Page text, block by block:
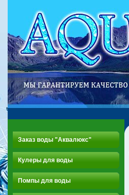
Заказ воды "Аквалюкс"
Кулеры для воды
Помпы для воды